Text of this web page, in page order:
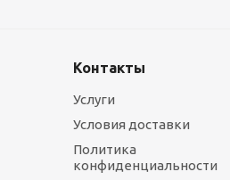
Контакты
Услуги
Условия доставки
Политика
конфиденциальности